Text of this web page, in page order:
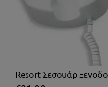
Resort Σεσουάρ